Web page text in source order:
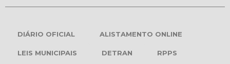
DIÁRIO OFICIAL ALISTAMENTO ONLINE
LEIS MUNICIPAIS DETRAN RPPS